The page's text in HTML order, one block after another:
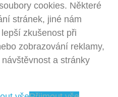
cookies. Některé
stránek, jiné nám
zkušenost při
zobrazování reklamy,
a stránky